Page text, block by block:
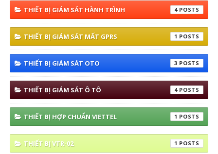
THIẾT BỊ GIÁM SÁT HÀNH TRÌNH 4
THIẾT BỊ GIÁM SÁT MẤT GPRS 1
THIẾT BỊ GIÁM SÁT OTO 3
THIẾT BỊ GIÁM SÁT Ô TÔ 4
THIẾT BỊ HỢP CHUẨN VIETTEL 1
THIẾT BỊ VTR-02 1